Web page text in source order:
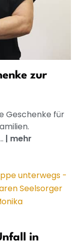
zur
Geschenke für
| mehr
in